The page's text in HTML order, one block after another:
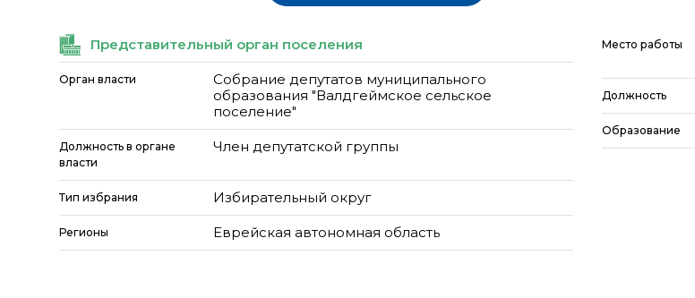
Представительный орган поселения
Орган власти
Собрание депутатов муниципального
образования "Валдгеймское сельское
поселение"
Должность в органе
власти
Член депутатской группы
Тип избрания Избирательный округ
Регионы Еврейская автономная область
Место работы
Должность
Образование